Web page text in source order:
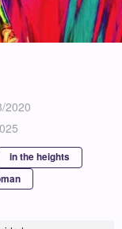
2020
in the heights